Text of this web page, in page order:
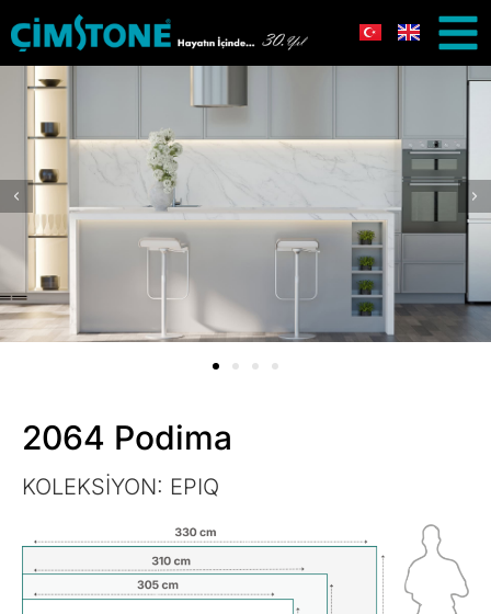
2064 Podima
KOLEKSİYON: EPIQ